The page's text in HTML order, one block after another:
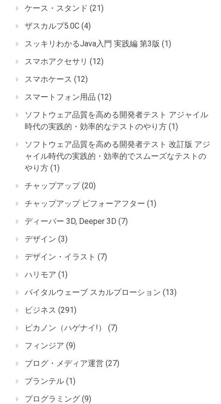
ケース・スタンド (21)
ザスカルプ5.0C (4)
スッキリわかるJava入門 実践編 第3版 (1)
スマホアクセサリ (12)
スマホケース (12)
スマートフォン用品 (12)
ソフトウェア品質を高める開発者テスト アジャイル
時代の実践的・効率的なテストのやり方 (1)
ソフトウェア品質を高める開発者テスト 改訂版 アジ
ャイル時代の実践的・効率的でスムーズなテストの
やり方 (1)
チャップアップ(20)
チャップアップ ビフォーアフター (1)
ディーパー 3D, Deeper 3D (7)
デザイン (3)
デザイン・イラスト (7)
ハリモア (1)
バイタルウェーブ スカルプローション (13)
ビジネス (291)
ピカノン（ハゲナイ!）
(7)
フィンジア (9)
ブログ・メディア運営 (27)
プランテル (1)
プログラミング (9)